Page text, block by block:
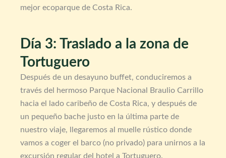
mejor ecoparque de Costa Rica.
Día 3: Traslado a la zona de
Tortuguero
Después de un desayuno buffet, conduciremos a
través del hermoso Parque Nacional Braulio Carrillo
hacia el lado caribeño de Costa Rica, y después de
un pequeño bache justo en la última parte de
nuestro viaje, llegaremos al muelle rústico donde
vamos a coger el barco (no privado) para unirnos a la
excursión regular del hotel a Tortuguero.